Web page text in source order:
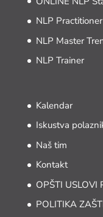
NLP
NLP Master
NLP Trainer
Kalendar
Iskustva
Naš tim
Kontakt
OPŠTI USLOVI
POLITIKA